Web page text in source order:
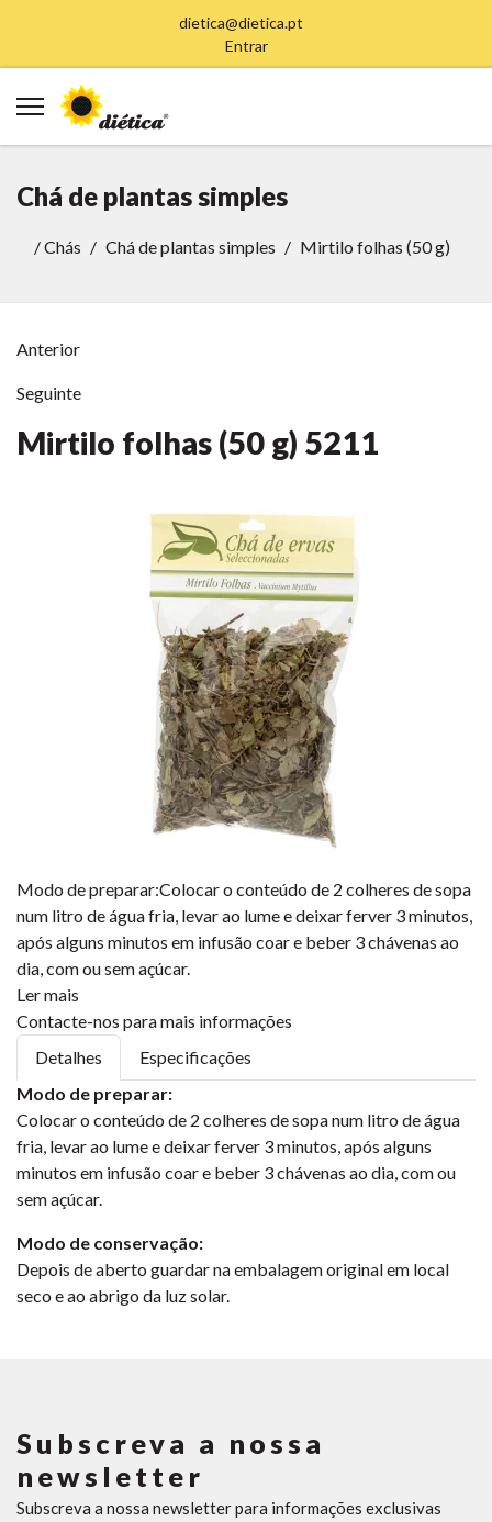
dietica@dietica.pt
Entrar
Chá de plantas simples
/Chás Chá de plantas simples Mirtilo folhas (50 g)
Anterior
Seguinte
Mirtilo folhas (50 g) 5211
Modo de preparar:Colocar o conteúdo de 2 colheres de sopa
num litro de água fria, levar ao lume e deixar ferver 3 minutos,
após alguns minutos em infusão coar e beber 3 chávenas ao
dia, com ou sem açúcar.
Ler mais
Contacte-nos para mais informações
Detalhes
Especificações
Modo de preparar:
Colocar o conteúdo de 2 colheres de sopa num litro de água
fria, levar ao lume e deixar ferver 3 minutos, após alguns
minutos em infusão coar e beber 3 chávenas ao dia, com ou
sem açúcar.
Modo de conservação:
Depois de aberto guardar na embalagem original em local
seco e ao abrigo da luz solar.
Subscreva a nossa
newsletter
Subscreva a nossa newsletter para informações exclusivas